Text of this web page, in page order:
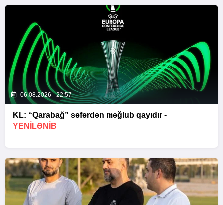
06.08.2026 - 22:57
KL: “Qarabağ” səfərdən məğlub qayıdır -
YENİLƏNİB